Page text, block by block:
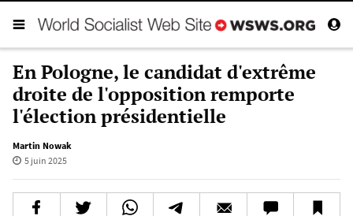
En Pologne, le candidat d'extrême
droite de l'opposition remporte
l'élection présidentielle
Martin Nowak
5 juin 2025